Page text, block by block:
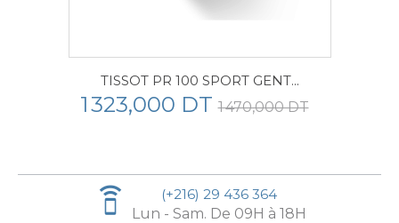
TISSOT PR 100 SPORT GENT...
1 323,000 DT 1 470,000 DT
speaker_phone
(+216) 29 436 364
Lun - Sam. De 09H à 18H